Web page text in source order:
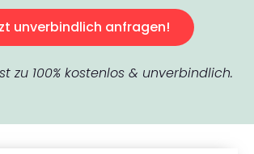
unverbindlich anfragen!
zu 100% kostenlos & unverbindlich.